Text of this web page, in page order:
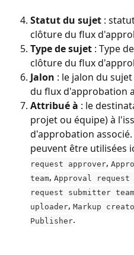
Statut du sujet :
clôture du flux
Type de sujet : Type
clôture du flux
Jalon : le jalon du
du flux d'approbation
Attribué à : le
projet ou équipe) à
d'approbation
peuvent être utilisées
request approver,
team, Approval
request submitter team
uploader, Markup
Publisher.